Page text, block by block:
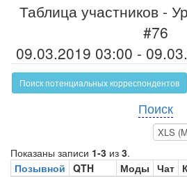
Таблица участников -
#76
09.03.2019 03:00 -
Поиск потенциальных корреспондентов
Поиск
Показаны записи 1-3 из 3.
Позывной QTH Моды Чат